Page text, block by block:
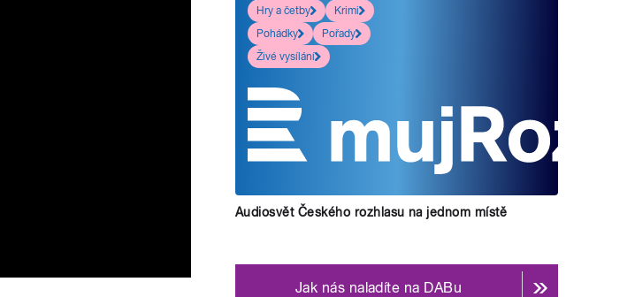
Hry a četby
Krimi
Pohádky
Pořady
Živé vysílání
Audiosvět Českého rozhlasu na jednom místě
Jak nás naladíte na DABu